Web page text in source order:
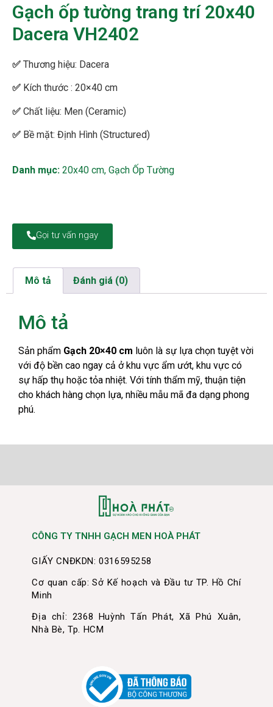
Gạch ốp tường trang trí 20x40
Dacera VH2402
✅ Thương hiệu: Dacera
✅ Kích thước : 20×40 cm
✅ Chất liệu: Men (Ceramic)
✅ Bề mặt: Định Hình (Structured)
Danh mục: 20x40 cm, Gạch Ốp Tường
Gọi tư vấn ngay
Mô tả Đánh giá (0)
Mô tả
Sản phẩm Gạch 20×40 cm luôn là sự lựa chọn tuyệt vời
với độ bền cao ngay cả ở khu vực ẩm ướt, khu vực có
sự hấp thụ hoặc tỏa nhiệt. Với tính thẩm mỹ, thuận tiện
cho khách hàng chọn lựa, nhiều mẫu mã đa dạng phong
phú.
CÔNG TY TNHH GẠCH MEN HOÀ PHÁT
GIẤY CNĐKDN: 0316595258
Cơ quan cấp: Sở Kế hoạch và Đầu tư TP. Hồ Chí
Minh
Địa chỉ: 2368 Huỳnh Tấn Phát, Xã Phú Xuân,
Nhà Bè, Tp. HCM